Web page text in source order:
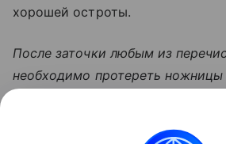
хорошей остроты.
После заточки любым из
необходимо протереть ножницы